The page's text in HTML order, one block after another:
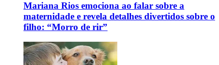
Mariana Rios emociona ao falar sobre a
maternidade e revela detalhes divertidos sobre o
filho: “Morro de rir”